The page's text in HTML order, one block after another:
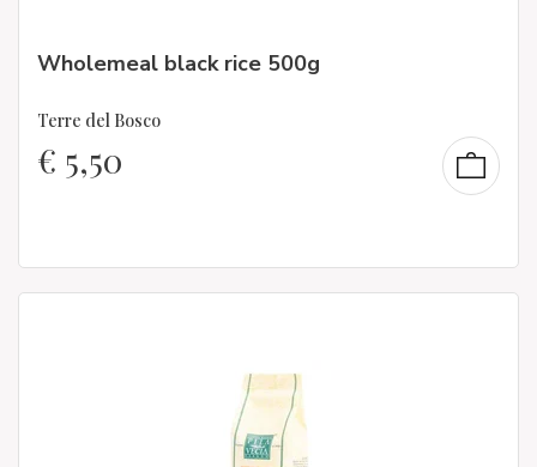
Wholemeal black rice 500g
Terre del Bosco
€ 5,50